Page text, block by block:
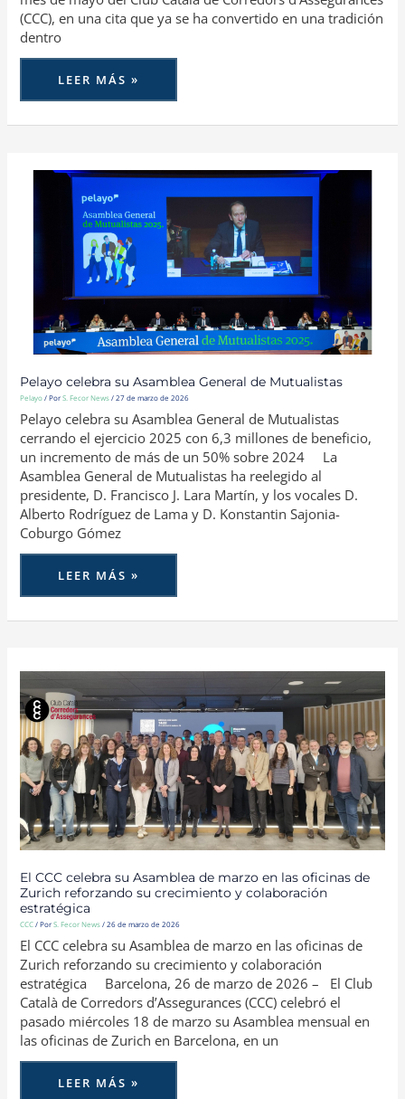
(CCC), en una cita que ya se ha convertido en una tradición
dentro
LEER MÁS »
Pelayo celebra su Asamblea General de Mutualistas
Pelayo/ PorS. Fecor News/27 de marzo de 2026
Pelayo celebra su Asamblea General de Mutualistas
cerrando el ejercicio 2025 con 6,3 millones de beneficio,
un incremento de más de un 50% sobre 2024 La
Asamblea General de Mutualistas ha reelegido al
presidente, D. Francisco J. Lara Martín, y los vocales D.
Alberto Rodríguez de Lama y D. Konstantin Sajonia-
Coburgo Gómez
PELAYO
CELEBRA
SU
ASAMBLEA
GENERAL
DE
MUTUALISTAS
LEER MÁS »
El CCC celebra su Asamblea de marzo en las oficinas de
Zurich reforzando su crecimiento y colaboración
estratégica
CCC/ PorS. Fecor News/26 de marzo de 2026
El CCC celebra su Asamblea de marzo en las oficinas de
Zurich reforzando su crecimiento y colaboración
estratégica Barcelona, 26 de marzo de 2026 – El Club
Català de Corredors d’Assegurances (CCC) celebró el
pasado miércoles 18 de marzo su Asamblea mensual en
las oficinas de Zurich en Barcelona, en un
EL
CELEBRA
SU
ASAMBLEA
DE
MARZO
EN
LAS
OFICINAS
DE
ZURICH
REFORZANDO
SU
CRECIMIENTO
Y
COLABORACIÓN
ESTRATÉGICA
LEER MÁS »